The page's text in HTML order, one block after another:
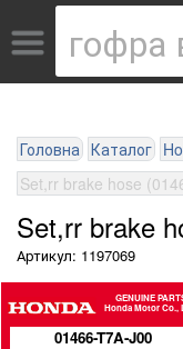
Головна Каталог
Set,rr brake hose
Set,rr brake
Артикул: 1197069
GENUINE
Honda Motor Co.,
01466-T7A-J00